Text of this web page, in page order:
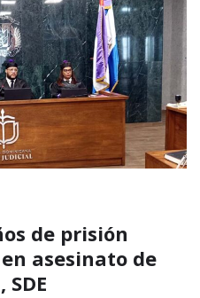
de prisión
asesinato de